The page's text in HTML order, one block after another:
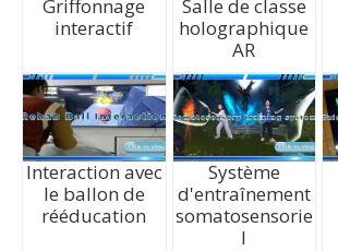
Griffonnage
interactif
Salle de classe
holographique
AR
Interaction avec
le ballon de
rééducation
Système
d'entraînement
somatosensorie
l